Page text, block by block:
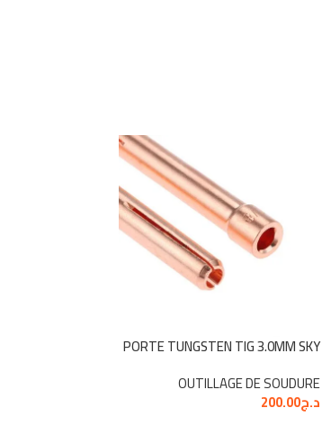
PORTE TUNGSTEN TIG 3.0MM SKY
OUTILLAGE DE SOUDURE
د.ج200.00